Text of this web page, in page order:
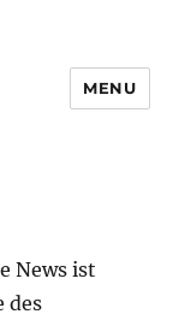
MENU
News ist
des